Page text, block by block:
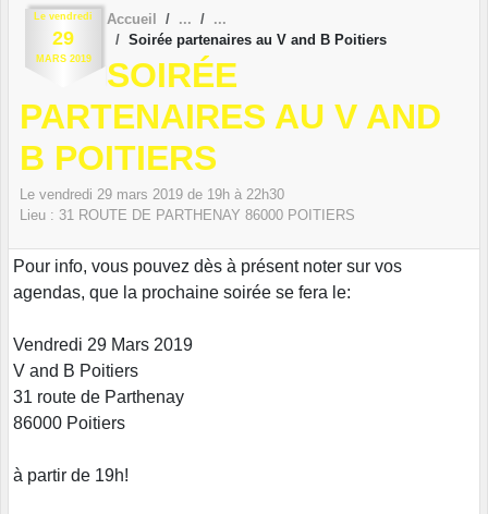
Le vendredi
29
MARS 2019
Accueil
Soirée partenaires au V and B Poitiers
SOIRÉE
PARTENAIRES AU V AND
B POITIERS
Le vendredi 29 mars 2019 de 19h à 22h30
Lieu : 31 ROUTE DE PARTHENAY 86000 POITIERS
Pour info, vous pouvez dès à présent noter sur vos
agendas, que la prochaine soirée se fera le:
Vendredi 29 Mars 2019
V and B Poitiers
31 route de Parthenay
86000 Poitiers
à partir de 19h!